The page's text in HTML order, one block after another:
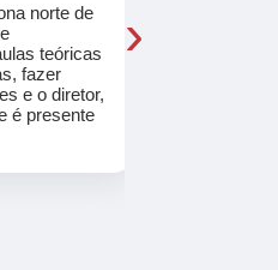
norte de
teóricas
fazer
e o diretor,
é presente
›